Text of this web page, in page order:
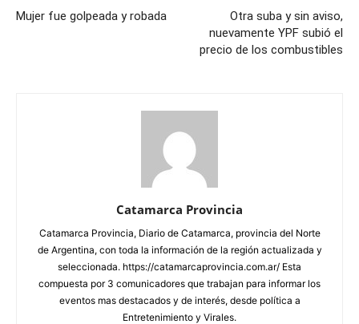
Mujer fue golpeada y robada
Otra suba y sin aviso,
nuevamente YPF subió el
precio de los combustibles
Catamarca Provincia
Catamarca Provincia, Diario de Catamarca, provincia del Norte
de Argentina, con toda la información de la región actualizada y
seleccionada. https://catamarcaprovincia.com.ar/ Esta
compuesta por 3 comunicadores que trabajan para informar los
eventos mas destacados y de interés, desde política a
Entretenimiento y Virales.